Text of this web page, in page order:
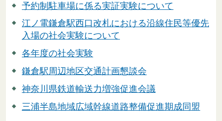
予約制駐車場に係る実証実験について
江ノ電鎌倉駅西口改札における沿線住民等優先
入場の社会実験について
各年度の社会実験
鎌倉駅周辺地区交通計画懇談会
神奈川県鉄道輸送力増強促進会議
三浦半島地域広域幹線道路整備促進期成同盟